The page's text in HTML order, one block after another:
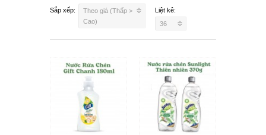
Sắp xếp:
Theo giá (Thấp >
Cao)
Liệt kê:
36